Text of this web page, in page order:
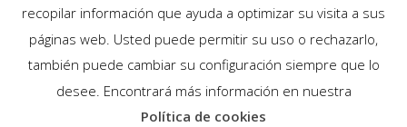
a
palestra
recopilar información que ayuda a optimizar su visita a sus
páginas web. Usted puede permitir su uso o rechazarlo,
también puede cambiar su configuración siempre que lo
desee. Encontrará más información en nuestra
Política de cookies